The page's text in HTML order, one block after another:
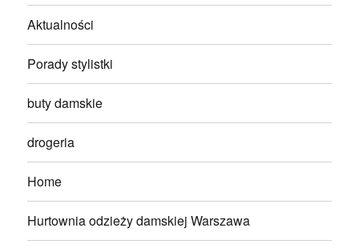
Aktualności
Porady stylistki
buty damskie
drogeria
Home
Hurtownia odzieży damskiej Warszawa